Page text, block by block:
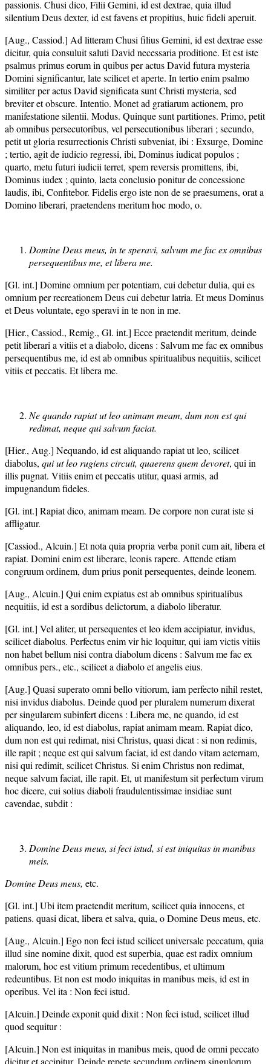
passionis. Chusi dico, Filii Gemini, id est dextrae, quia illud
silentium Deus dexter, id est favens et propitius, huic fideli aperuit.
[Aug., Cassiod.] Ad litteram Chusi filius Gemini, id est dextrae esse
dicitur, quia consuluit saluti David necessaria proditione. Et est iste
psalmus primus eorum in quibus per actus David futura mysteria
Domini significantur, late scilicet et aperte. In tertio enim psalmo
similiter per actus David significata sunt Christi mysteria, sed
breviter et obscure. Intentio. Monet ad gratiarum actionem, pro
manifestatione silentii. Modus. Quinque sunt partitiones. Primo, petit
ab omnibus persecutoribus, vel persecutionibus liberari ; secundo,
petit ut gloria resurrectionis Christi subveniat, ibi : Exsurge, Domine
; tertio, agit de iudicio regressi, ibi, Dominus iudicat populos ;
quarto, metu futuri iudicii terret, spem reversis promittens, ibi,
Dominus iudex ; quinto, laeta conclusio ponitur de concessione
laudis, ibi, Confitebor. Fidelis ergo iste non de se praesumens, orat a
Domino liberari, praetendens meritum hoc modo, o.
Domine Deus meus, in te speravi, salvum me fac ex omnibus
persequentibus me, et libera me.
[Gl. int.] Domine omnium per potentiam, cui debetur dulia, qui es
omnium per recreationem Deus cui debetur latria. Et meus Dominus
et Deus voluntate, ego speravi in te non in me.
[Hier., Cassiod., Remig., Gl. int.] Ecce praetendit meritum, deinde
petit liberari a vitiis et a diabolo, dicens : Salvum me fac ex omnibus
persequentibus me, id est ab omnibus spiritualibus nequitiis, scilicet
vitiis et peccatis. Et libera me.
Ne quando rapiat ut leo animam meam, dum non est qui
redimat, neque qui salvum faciat.
[Hier., Aug.] Nequando, id est aliquando rapiat ut leo, scilicet
diabolus, qui ut leo rugiens circuit, quaerens quem devoret, qui in
illis pugnat. Vitiis enim et peccatis utitur, quasi armis, ad
impugnandum fideles.
[Gl. int.] Rapiat dico, animam meam. De corpore non curat iste si
affligatur.
[Cassiod., Alcuin.] Et nota quia propria verba ponit cum ait, libera et
rapiat. Domini enim est liberare, leonis rapere. Attende etiam
congruum ordinem, dum prius ponit persequentes, deinde leonem.
[Aug., Alcuin.] Qui enim expiatus est ab omnibus spiritualibus
nequitiis, id est a sordibus delictorum, a diabolo liberatur.
[Gl. int.] Vel aliter, ut persequentes et leo idem accipiatur, invidus,
scilicet diabolus. Perfectus enim vir hic loquitur, qui iam victis vitiis
non habet bellum nisi contra diabolum dicens : Salvum me fac ex
omnibus pers., etc., scilicet a diabolo et angelis eius.
[Aug.] Quasi superato omni bello vitiorum, iam perfecto nihil restet,
nisi invidus diabolus. Deinde quod per pluralem numerum dixerat
per singularem subinfert dicens : Libera me, ne quando, id est
aliquando, leo, id est diabolus, rapiat animam meam. Rapiat dico,
dum non est qui redimat, nisi Christus, quasi dicat : si non redimis,
ille rapit ; neque est qui salvum faciat, id est dando vitam aeternam,
nisi qui redimit, scilicet Christus. Si enim Christus non redimat,
neque salvum faciat, ille rapit. Et, ut manifestum sit perfectum virum
hoc dicere, cui solius diaboli fraudulentissimae insidiae sunt
cavendae, subdit :
Domine Deus meus, si feci istud, si est iniquitas in manibus
meis.
Domine Deus meus, etc.
[Gl. int.] Ubi item praetendit meritum, scilicet quia innocens, et
patiens. quasi dicat, libera et salva, quia, o Domine Deus meus, etc.
[Aug., Alcuin.] Ego non feci istud scilicet universale peccatum, quia
illud sine nomine dixit, quod est superbia, quae est radix omnium
malorum, hoc est vitium primum recedentibus, et ultimum
redeuntibus. Et non est modo iniquitas in manibus meis, id est in
operibus. Vel ita : Non feci istud.
[Alcuin.] Deinde exponit quid dixit : Non feci istud, scilicet illud
quod sequitur :
[Alcuin.] Non est iniquitas in manibus meis, quod de omni peccato
dicitur et accipitur. Deinde repete secundum ordinem singulorum